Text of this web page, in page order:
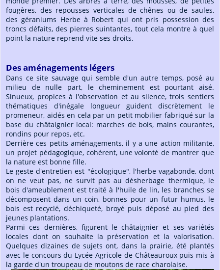
fougères, des repousses verticales de chênes ou de saules,
des géraniums Herbe à Robert qui ont pris possession des
troncs défaits, des pierres suintantes, tout cela montre à quel
point la nature reprend vite ses droits.
Des aménagements légers
Dans ce site sauvage qui semble d'un autre temps, posé au
milieu de nulle part, le cheminement est pourtant aisé.
Sinueux, propices à l'observation et au silence, trois sentiers
thématiques d'inégale longueur guident discrètement le
promeneur, aidés en cela par un petit mobilier fabriqué sur la
base du châtaignier local: marches de bois, mains courantes,
rondins pour repos, etc.
Derrière ces petits aménagements, il y a une action militante,
un projet pédagogique, cohérent, une volonté de montrer que
la nature est bonne fille.
Le geste d'entretien est "écologique", l'herbe vagabonde, dont
on ne veut pas, ne survit pas au désherbage thermique, le
bois d'ameublement est traité à l'huile de lin, les branches se
décomposent dans un coin, bonnes pour un futur humus, le
bois est recyclé, déchiqueté, broyé puis déposé au pied des
jeunes plantations.
Parmi ces dernières, figurent le châtaignier et ses variétés
locales dont on souhaite la préservation et la valorisation.
Quelques dizaines de sujets ont, dans la prairie, été plantés
avec le concours du Lycée Agricole de Châteauroux puis mis à
la garde d'un troupeau de moutons de race charolaise.